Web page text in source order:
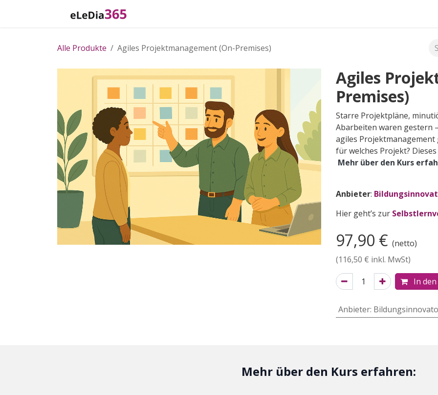
Alle Produkte Agiles Projektmanagement (On-Premises)
Agiles
Premises)
Starre Projektpläne,
Abarbeiten waren gestern
agiles
für welches Projekt?
Mehr über den Kurs
Anbieter:
Hier geht’s zur
97,90 € (netto)
(116,50 € inkl. MwSt)
In
Anbieter:
Mehr über den Kurs erfahren: